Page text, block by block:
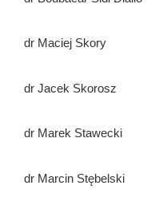
dr Maciej Skory
dr Jacek Skorosz
dr Marek Stawecki
dr Marcin Stębelski